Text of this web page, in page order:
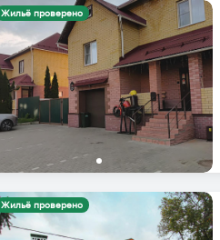
Жильё проверено
Жильё проверено